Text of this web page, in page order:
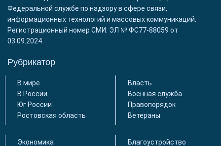
Федеральной службе по надзору в сфере связи,
информационных технологий и массовых коммуникаций.
Регистрационный номер СМИ: ЭЛ № ФС77-88059 от
03.09.2024
Рубрикатор
В мире
В России
Юг России
Ростовская область
Власть
Военная служба
Правопорядок
Ветераны
Экономика
Благоустройство